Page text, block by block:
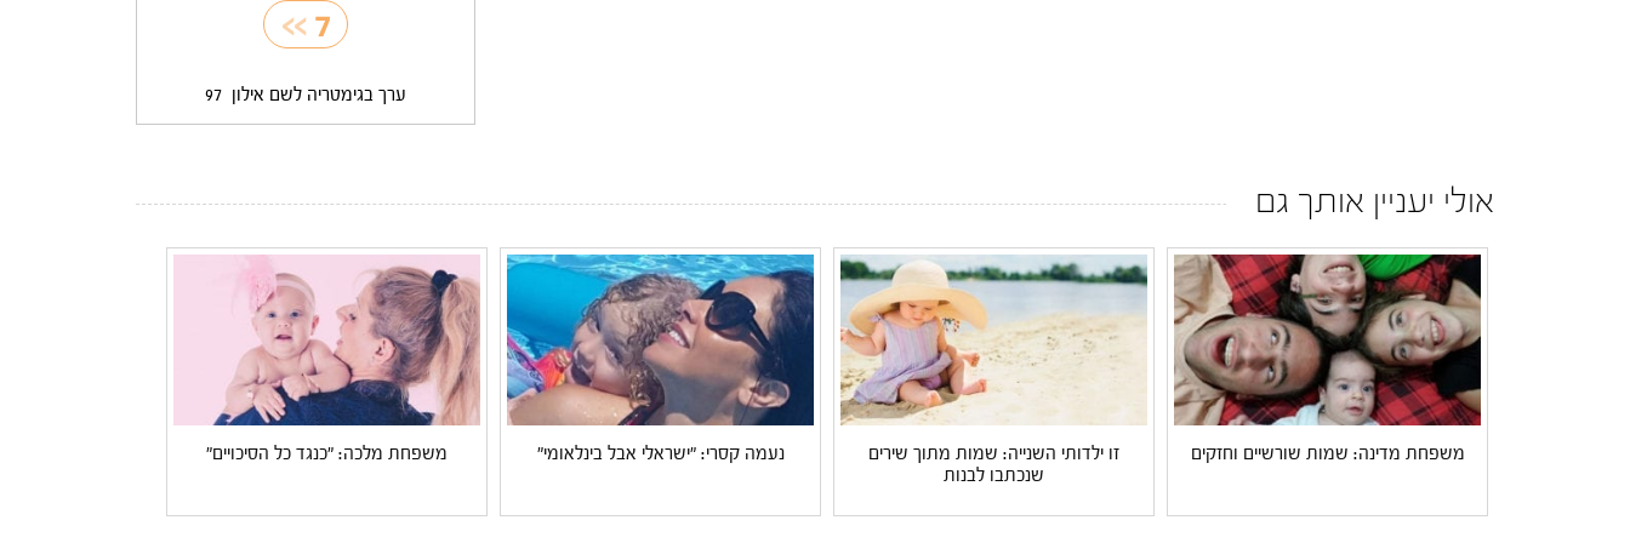
7
>>
ערך בגימטריה לשם אילון 97
אולי יעניין אותך גם
משפחת מדינה: שמות שורשיים וחזקים
זו ילדותי השנייה: שמות מתוך שירים
שנכתבו לבנות
נעמה קסרי: "ישראלי אבל בינלאומי" משפחת מלכה: "כנגד כל הסיכויים"